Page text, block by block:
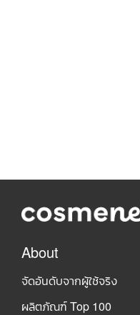
About
จัดอันดับจากผู้ใช้จริง
ผลิตภัณฑ์ Top 100